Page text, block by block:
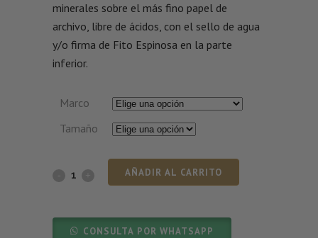
minerales sobre el más fino papel de
archivo, libre de ácidos, con el sello de agua
y/o firma de Fito Espinosa en la parte
inferior.
Marco
Tamaño
AÑADIR AL CARRITO
CONSULTA POR WHATSAPP